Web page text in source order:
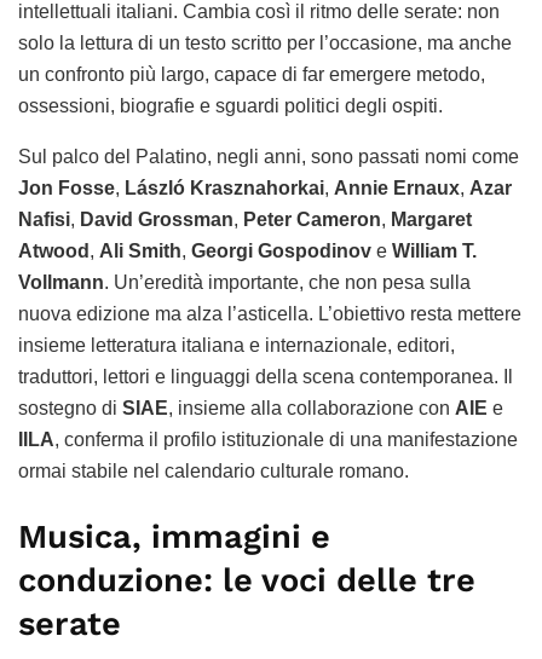
intellettuali italiani. Cambia così il ritmo delle serate: non
solo la lettura di un testo scritto per l’occasione, ma anche
un confronto più largo, capace di far emergere metodo,
ossessioni, biografie e sguardi politici degli ospiti.
Sul palco del Palatino, negli anni, sono passati nomi come
Jon Fosse, László Krasznahorkai, Annie Ernaux, Azar
Nafisi, David Grossman, Peter Cameron, Margaret
Atwood , Ali Smith, Georgi Gospodinov e William T.
Vollmann. Un’eredità importante, che non pesa sulla
nuova edizione ma alza l’asticella. L’obiettivo resta mettere
insieme letteratura italiana e internazionale, editori,
traduttori, lettori e linguaggi della scena contemporanea. Il
sostegno di SIAE, insieme alla collaborazione con AIE e
IILA, conferma il profilo istituzionale di una manifestazione
ormai stabile nel calendario culturale romano.
Musica, immagini e
conduzione: le voci delle tre
serate